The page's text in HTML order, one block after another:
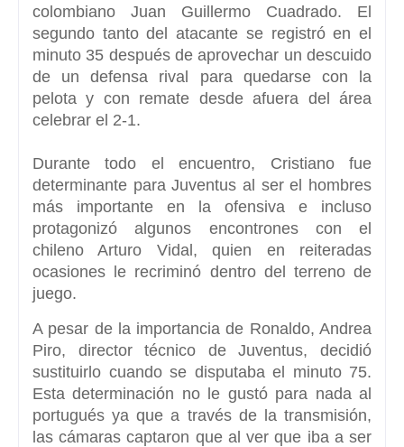
colombiano Juan Guillermo Cuadrado. El
segundo tanto del atacante se registró en el
minuto 35 después de aprovechar un descuido
de un defensa rival para quedarse con la
pelota y con remate desde afuera del área
celebrar el 2-1.
Durante todo el encuentro, Cristiano fue
determinante para Juventus al ser el hombres
más importante en la ofensiva e incluso
protagonizó algunos encontrones con el
chileno Arturo Vidal, quien en reiteradas
ocasiones le recriminó dentro del terreno de
juego.
A pesar de la importancia de Ronaldo, Andrea
Piro, director técnico de Juventus, decidió
sustituirlo cuando se disputaba el minuto 75.
Esta determinación no le gustó para nada al
portugués ya que a través de la transmisión,
las cámaras captaron que al ver que iba a ser